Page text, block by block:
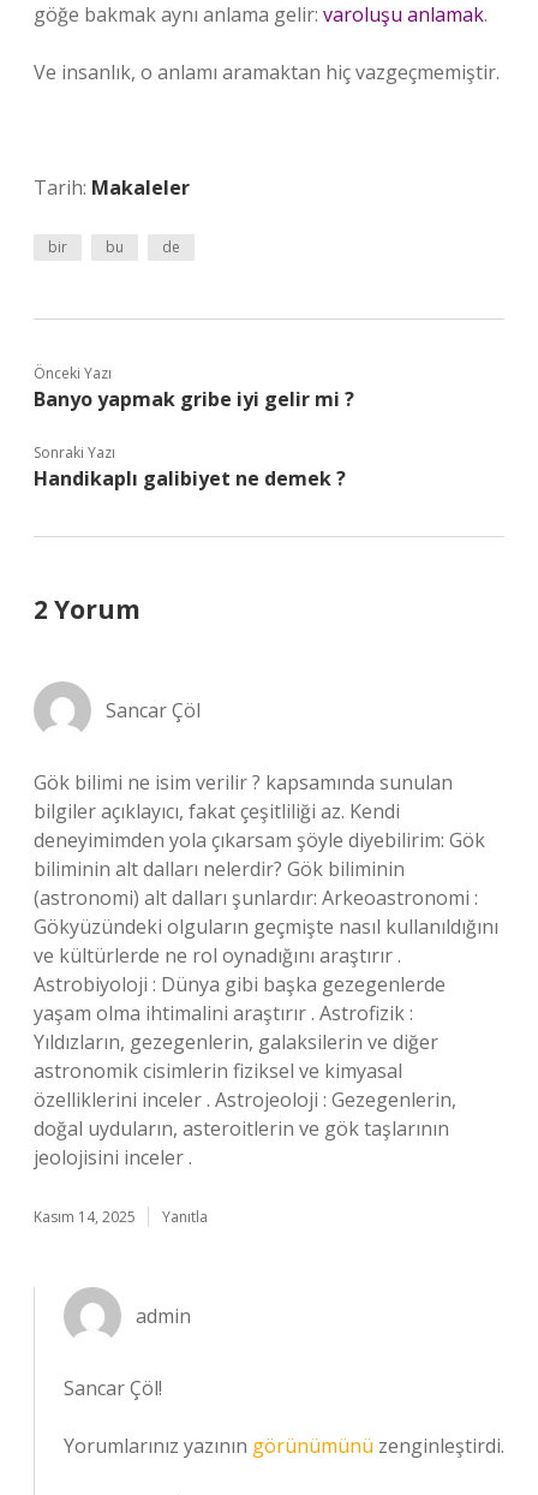
göğe bakmak aynı anlama gelir: varoluşu anlamak.
Ve insanlık, o anlamı aramaktan hiç vazgeçmemiştir.
Tarih: Makaleler
bir bu de
Önceki Yazı
Banyo yapmak gribe iyi gelir mi ?
Sonraki Yazı
Handikaplı galibiyet ne demek ?
2 Yorum
Sancar Çöl
Gök bilimi ne isim verilir ? kapsamında sunulan
bilgiler açıklayıcı, fakat çeşitliliği az. Kendi
deneyimimden yola çıkarsam şöyle diyebilirim: Gök
biliminin alt dalları nelerdir? Gök biliminin
(astronomi) alt dalları şunlardır: Arkeoastronomi :
Gökyüzündeki olguların geçmişte nasıl kullanıldığını
ve kültürlerde ne rol oynadığını araştırır .
Astrobiyoloji : Dünya gibi başka gezegenlerde
yaşam olma ihtimalini araştırır . Astrofizik :
Yıldızların, gezegenlerin, galaksilerin ve diğer
astronomik cisimlerin fiziksel ve kimyasal
özelliklerini inceler . Astrojeoloji : Gezegenlerin,
doğal uyduların, asteroitlerin ve gök taşlarının
jeolojisini inceler .
Kasım 14, 2025 Yanıtla
admin
Sancar Çöl!
Yorumlarınız yazının görünümünü zenginleştirdi.